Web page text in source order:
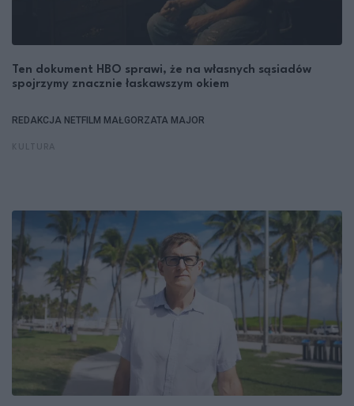
Ten dokument HBO sprawi, że na własnych sąsiadów
spojrzymy znacznie łaskawszym okiem
REDAKCJA NETFILM MAŁGORZATA MAJOR